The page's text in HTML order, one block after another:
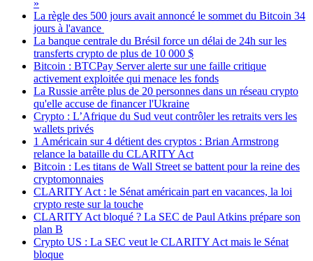
»
La règle des 500 jours avait annoncé le sommet du Bitcoin 34
jours à l'avance
La banque centrale du Brésil force un délai de 24h sur les
transferts crypto de plus de 10 000 $
Bitcoin : BTCPay Server alerte sur une faille critique
activement exploitée qui menace les fonds
La Russie arrête plus de 20 personnes dans un réseau crypto
qu'elle accuse de financer l'Ukraine
Crypto : L’Afrique du Sud veut contrôler les retraits vers les
wallets privés
1 Américain sur 4 détient des cryptos : Brian Armstrong
relance la bataille du CLARITY Act
Bitcoin : Les titans de Wall Street se battent pour la reine des
cryptomonnaies
CLARITY Act : le Sénat américain part en vacances, la loi
crypto reste sur la touche
CLARITY Act bloqué ? La SEC de Paul Atkins prépare son
plan B
Crypto US : La SEC veut le CLARITY Act mais le Sénat
bloque